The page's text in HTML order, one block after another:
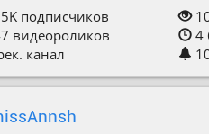
подписчиков
видеороликов
канал
4